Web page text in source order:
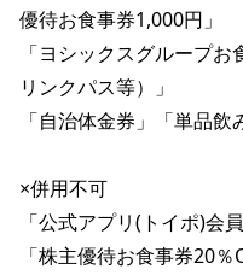
優待お食事券1,000円」
「ヨシックスグループ
リンクパス等）」
「自治体金券」「単品飲
×併用不可
「公式アプリ(トイポ)会
「株主優待お食事券20